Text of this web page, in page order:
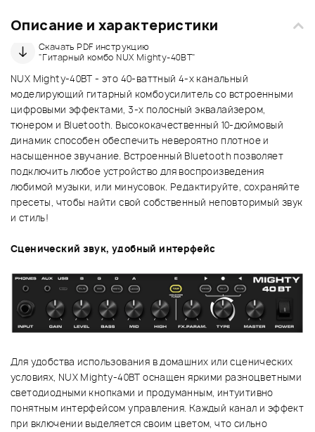
Описание и характеристики
Скачать PDF инструкцию
"Гитарный комбо NUX Mighty-40BT"
NUX Mighty-40BT - это 40-ваттный 4-х канальный
моделирующий гитарный комбоусилитель со встроенными
цифровыми эффектами, 3-х полосный эквалайзером,
тюнером и Bluetooth. Высококачественный 10-дюймовый
динамик способен обеспечить невероятно плотное и
насыщенное звучание. Встроенный Bluetooth позволяет
подключить любое устройство для воспроизведения
любимой музыки, или минусовок. Редактируйте, сохраняйте
пресеты, чтобы найти свой собственный неповторимый звук
и стиль!
Сценический звук, удобный интерфейс
Для удобства использования в домашних или сценических
условиях, NUX Mighty-40BT оснащен яркими разноцветными
светодиодными кнопками и продуманным, интуитивно
понятным интерфейсом управления. Каждый канал и эффект
при включении выделяется своим цветом, что сильно